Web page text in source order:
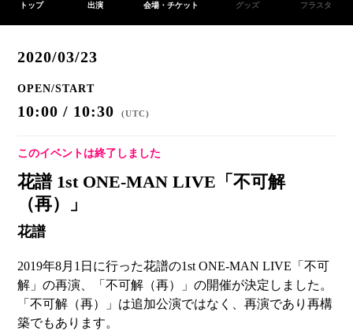
トップ 出演 会場・チケット グッズ フラスタ
2020/03/23
OPEN/START
10:00 / 10:30 (UTC)
このイベントは終了しました
花譜 1st ONE-MAN LIVE「不可解
（再）」
花譜
2019年8月1日に行った花譜の1st ONE-MAN LIVE「不可
解」の再演、「不可解（再）」の開催が決定しました。
「不可解（再）」は追加公演ではなく、再演であり再構
築でもあります。